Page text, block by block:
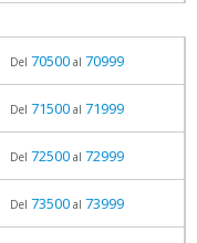
Del 70500al 70999
Del 71500al 71999
Del 72500al 72999
Del 73500al 73999